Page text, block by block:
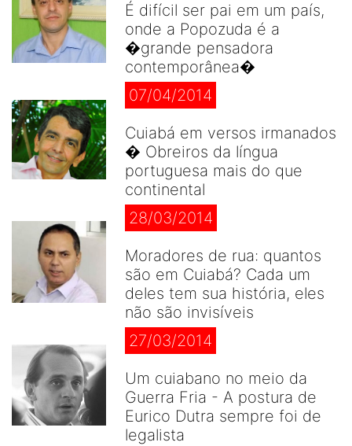
É difícil ser pai em um país,
onde a Popozuda é a
�grande pensadora
contemporânea�
07/04/2014
Cuiabá em versos irmanados
� Obreiros da língua
portuguesa mais do que
continental
28/03/2014
Moradores de rua: quantos
são em Cuiabá? Cada um
deles tem sua história, eles
não são invisíveis
27/03/2014
Um cuiabano no meio da
Guerra Fria - A postura de
Eurico Dutra sempre foi de
legalista